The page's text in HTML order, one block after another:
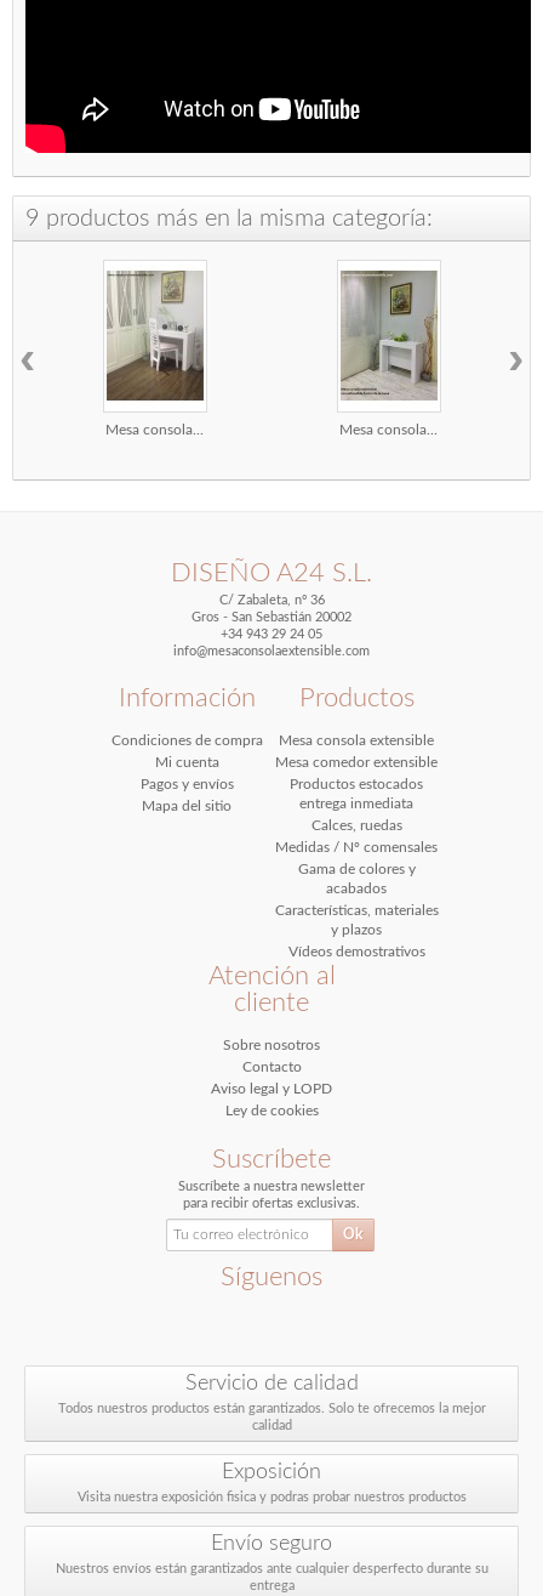
9 productos más en la misma categoría:
Mesa consola... Mesa consola...
‹ ›
DISEÑO A24 S.L.
C/ Zabaleta, nº 36
Gros - San Sebastián 20002
+34 943 29 24 05
info@mesaconsolaextensible.com
Información
Condiciones de compra
Mi cuenta
Pagos y envíos
Mapa del sitio
Productos
Mesa consola extensible
Mesa comedor extensible
Productos estocados
entrega inmediata
Calces, ruedas
Medidas / Nº comensales
Gama de colores y
acabados
Características, materiales
y plazos
Vídeos demostrativos
Atención al
cliente
Sobre nosotros
Contacto
Aviso legal y LOPD
Ley de cookies
Suscríbete
Suscríbete a nuestra newsletter
para recibir ofertas exclusivas.
Síguenos
Servicio de calidad
Todos nuestros productos están garantizados. Solo te ofrecemos la mejor
calidad
Exposición
Visita nuestra exposición fisica y podras probar nuestros productos
Envío seguro
Nuestros envíos están garantizados ante cualquier desperfecto durante su
entrega